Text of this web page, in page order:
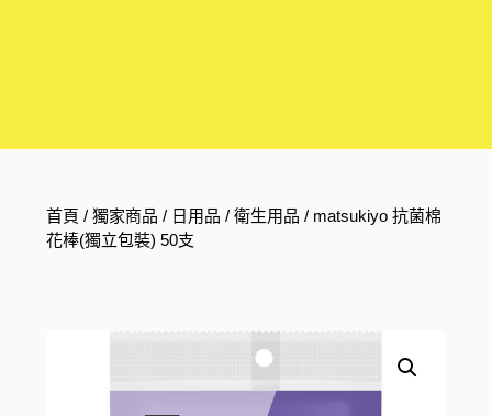
首頁 /獨家商品 / 日用品 /衛生用品 / matsukiyo 抗菌棉
花棒(獨立包裝) 50支